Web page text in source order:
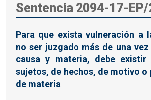
Sentencia 2094-17-EP/
Para que exista vulneración a
no ser juzgado más de una
causa y materia, debe existir
sujetos, de hechos, de motivo o
de materia